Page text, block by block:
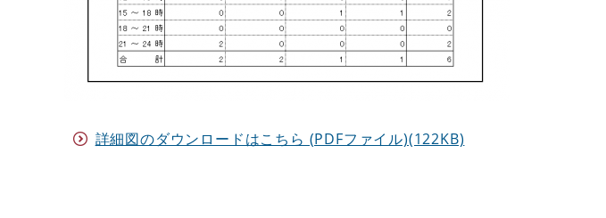
詳細図のダウンロードはこちら (PDFファイル)(122KB)